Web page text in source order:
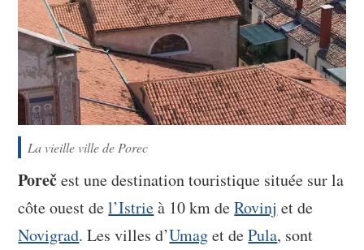
La vieille ville de Porec
Porečest une destination touristique située sur la
côte ouest del’Istrieà 10 km deRovinj et de
Novigrad. Les villes d’Umaget dePula, sont